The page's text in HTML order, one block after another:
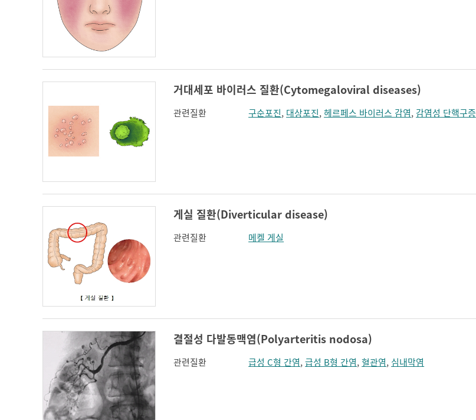
거대세포 바이러스 질환(Cytomegaloviral diseases)
관련질환 구순포진, 대상포진,헤르페스 바이러스 감염, 감염성 단핵구증
게실 질환(Diverticular disease)
관련질환 메켈 게실
결절성 다발동맥염(Polyarteritis nodosa)
관련질환 급성 C형 간염,급성 B형 간염,혈관염, 심내막염